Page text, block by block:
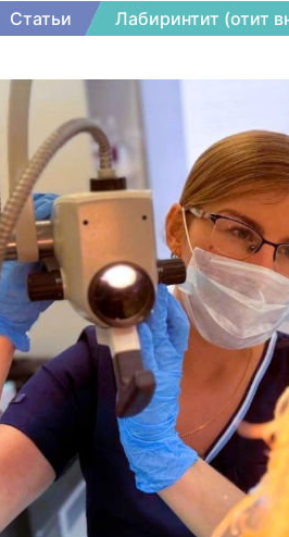
Статьи Лабиринтит (отит